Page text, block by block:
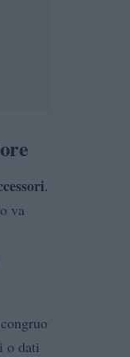
.
va
o dati